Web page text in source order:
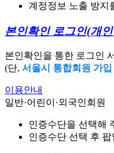
계정정보 노출 방지
본인확인 로그인(개
본인확인을 통한 로그인
(단, 서울시 통합회원 가입
이용안내
일반·어린이·외국인회원
인증수단을 선택해
인증수단 선택 후